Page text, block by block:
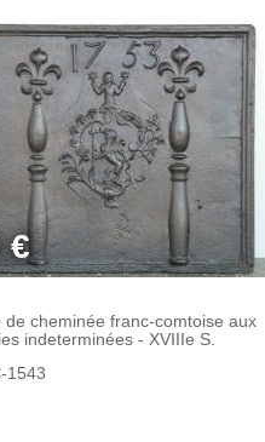
€
de cheminée franc-comtoise aux
indeterminées - XVIIIe S.
1543